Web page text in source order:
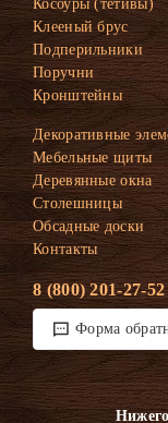
Косоуры (тетивы)
Клееный брус
Подперильники
Поручни
Кронштейны
Декоративные
Мебельные щиты
Деревянные окна
Столешницы
Обсадные доски
Контакты
8 (800) 201-27-52
Форма